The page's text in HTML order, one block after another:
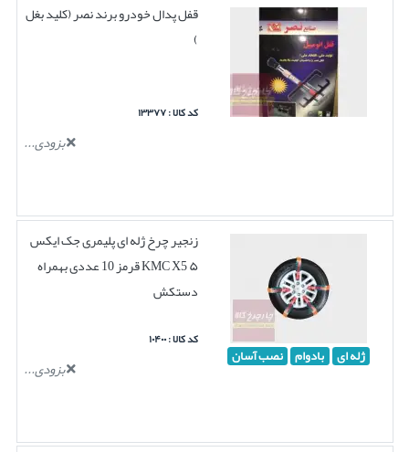
قفل پدال خودرو برند نصر (کلید بغل
)
کد کالا : ۱۳۳۷۷
بزودی...
ژله ای بادوام نصب آسان
زنجیر چرخ ژله ای پلیمری جک ایکس
۵ KMC X5 قرمز 10 عددی بهمراه
دستکش
کد کالا : ۱۰۴۰۰
بزودی...